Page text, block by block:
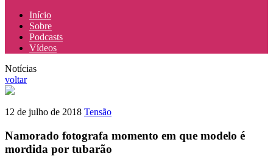
Início
Sobre
Podcasts
Vídeos
Notícias
voltar
12 de julho de 2018 Tensão
Namorado fotografa momento em que modelo é
mordida por tubarão